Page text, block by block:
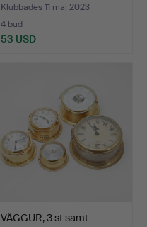
Klubbades 11 maj 2023
4 bud
53 USD
VÄGGUR, 3 st samt